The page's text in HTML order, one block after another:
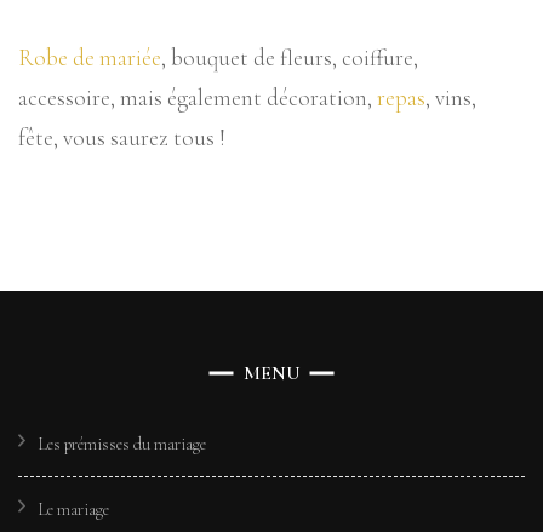
Robe de mariée, bouquet de fleurs, coiffure,
accessoire, mais également décoration, repas, vins,
fête, vous saurez tous !
MENU
Les prémisses du mariage
Le mariage